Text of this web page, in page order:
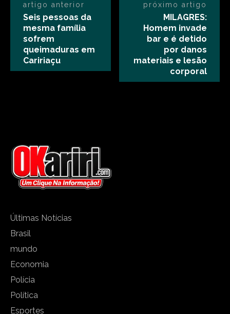
artigo anterior
Seis pessoas da
mesma família
sofrem
queimaduras em
Caririaçu
próximo artigo
MILAGRES:
Homem invade
bar e é detido
por danos
materiais e lesão
corporal
Últimas Notícias
Brasil
mundo
Economia
Polícia
Política
Esportes